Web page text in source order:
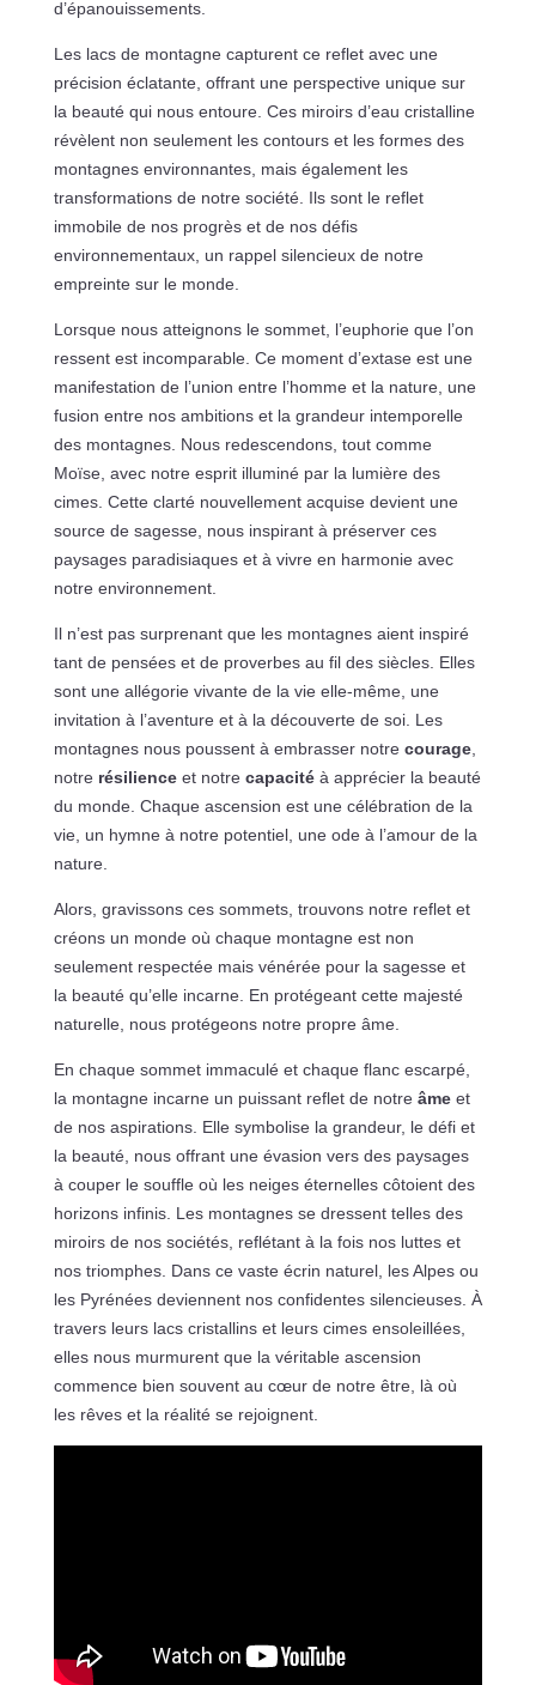
d’épanouissements.
Les lacs de montagne capturent ce reflet avec une
précision éclatante, offrant une perspective unique sur
la beauté qui nous entoure. Ces miroirs d’eau cristalline
révèlent non seulement les contours et les formes des
montagnes environnantes, mais également les
transformations de notre société. Ils sont le reflet
immobile de nos progrès et de nos défis
environnementaux, un rappel silencieux de notre
empreinte sur le monde.
Lorsque nous atteignons le sommet, l’euphorie que l’on
ressent est incomparable. Ce moment d’extase est une
manifestation de l’union entre l’homme et la nature, une
fusion entre nos ambitions et la grandeur intemporelle
des montagnes. Nous redescendons, tout comme
Moïse, avec notre esprit illuminé par la lumière des
cimes. Cette clarté nouvellement acquise devient une
source de sagesse, nous inspirant à préserver ces
paysages paradisiaques et à vivre en harmonie avec
notre environnement.
Il n’est pas surprenant que les montagnes aient inspiré
tant de pensées et de proverbes au fil des siècles. Elles
sont une allégorie vivante de la vie elle-même, une
invitation à l’aventure et à la découverte de soi. Les
montagnes nous poussent à embrasser notre courage,
notre résilienceet notre capacitéà apprécier la beauté
du monde. Chaque ascension est une célébration de la
vie, un hymne à notre potentiel, une ode à l’amour de la
nature.
Alors, gravissons ces sommets, trouvons notre reflet et
créons un monde où chaque montagne est non
seulement respectée mais vénérée pour la sagesse et
la beauté qu’elle incarne. En protégeant cette majesté
naturelle, nous protégeons notre propre âme.
En chaque sommet immaculé et chaque flanc escarpé,
la montagne incarne un puissant reflet de notre âmeet
de nos aspirations. Elle symbolise la grandeur, le défi et
la beauté, nous offrant une évasion vers des paysages
à couper le souffle où les neiges éternelles côtoient des
horizons infinis. Les montagnes se dressent telles des
miroirs de nos sociétés, reflétant à la fois nos luttes et
nos triomphes. Dans ce vaste écrin naturel, les Alpes ou
les Pyrénées deviennent nos confidentes silencieuses. À
travers leurs lacs cristallins et leurs cimes ensoleillées,
elles nous murmurent que la véritable ascension
commence bien souvent au cœur de notre être, là où
les rêves et la réalité se rejoignent.